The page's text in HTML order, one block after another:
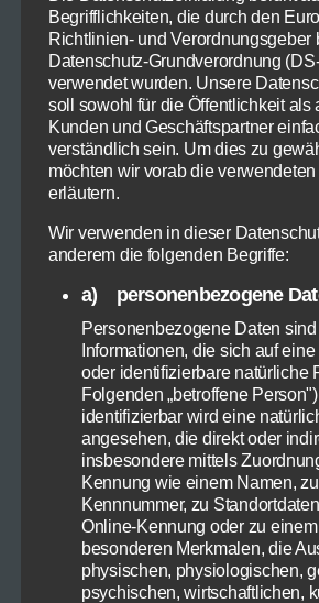
Tomatensuppe
Begrifflichkeiten, die durch den
Richtlinien- und Verordnungsgeber
Datenschutz-Grundverordnung
verwendet wurden. Unsere
soll sowohl für die Öffentlichkeit als
Kunden und Geschäftspartner
verständlich sein. Um dies zu
möchten wir vorab die
erläutern.
Wir verwenden in dieser
anderem die folgenden Begriffe:
a) personenbezogene
Personenbezogene Daten
Informationen, die sich auf
oder identifizierbare natürliche
Folgenden „betroffene
identifizierbar wird eine
angesehen, die direkt oder
insbesondere mittels
Kennung wie einem Namen,
Kennnummer, zu
Online-Kennung oder zu
besonderen Merkmalen, die
physischen, physiologischen,
psychischen, wirtschaftlichen,